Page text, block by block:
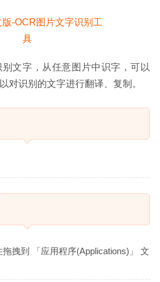
文字，从任意图片中识字，可以
对识别的文字进行翻译、复制。
拖拽到 「应用程序(Applications)」 文